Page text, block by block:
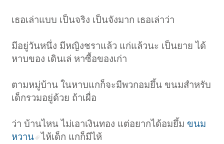
เธอเล่าแบบ เป็นจริง เป็นจังมาก เธอเล่าว่า
มีอยู่วันหนึ่ง มีหญิงชราแล้ว แก่แล้วนะ เป็นยาย ได้
หาบของ เดินเล่ หาซื้อของเก่า
ตามหมู่บ้าน ในหาบแกก็จะมีพวกอมยึ้น ขนมสำหรับ
เด็กรวมอยู่ด้วย ถ้าเผื่อ
ว่า บ้านไหน ไม่เอาเงินทอง แต่อยากได้อมยึ้มขนม
หวาน
ไห้เด็ก แกก็มีไห้